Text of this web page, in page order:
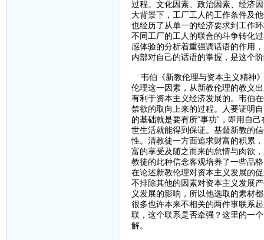
过程。文化因素、政治因素、经济
大背景下，工厂工人的工作条件及
也经历了从单一的经济要求到工作
不同工厂的工人的联合的斗争转化
感体验的分析着重强调话语的作用
内部对自己的话语的掌握，是这个
韦伯《新教伦理与资本主义精神
伦理这一因素，从新教伦理的教义
有利于资本主义经济发展的。韦伯
禁欲的取向上来的过程。人要证明
的基础就是要有所“事功”，即用自
世生活就能得到保证。基督新教的
性。清教徒一方面追求财富的积累
富的享受及随之而来的怠情与肉欲
教徒的此种信念客观培养了一些品
在论述新教伦理对资本主义发展的
不排除其他的因素对资本主义发展
义发展的影响，所以他选取的素材
很多也许本来不相关的两件事联系
联，这个联系是否牵强？这里的一
解。